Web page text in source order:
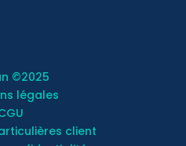
©2025
légales
client